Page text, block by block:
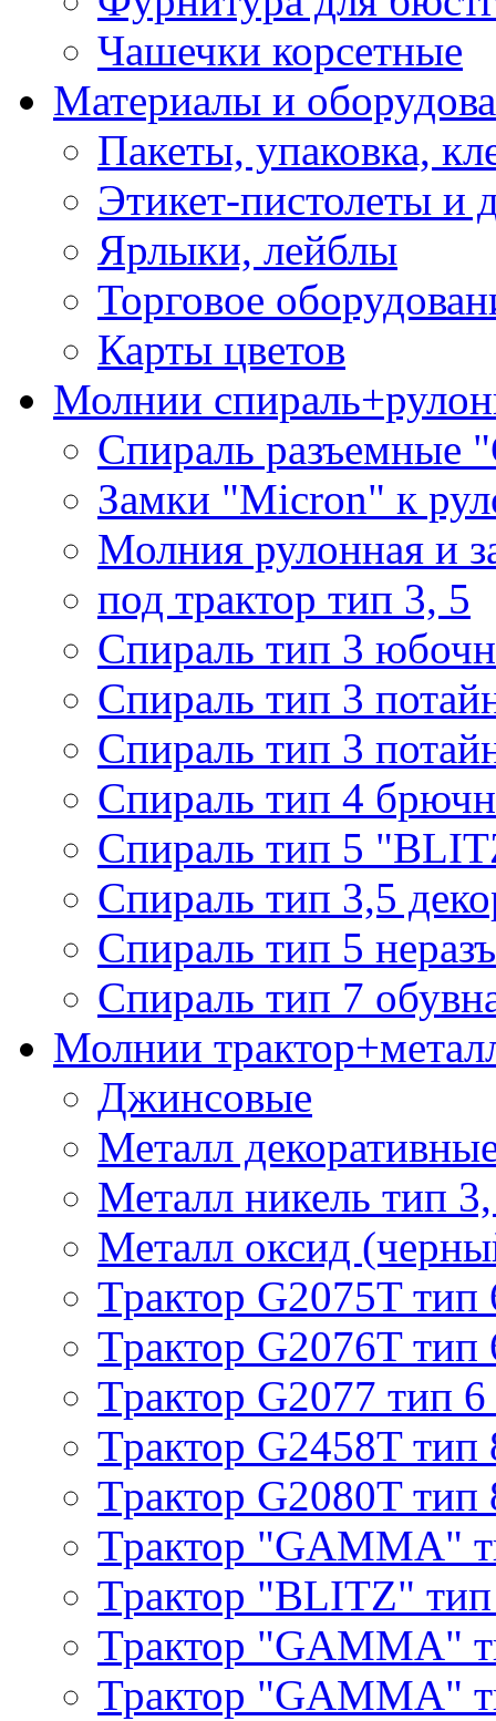
Чашечки корсетные
Материалы и
Пакеты, упаковка,
Этикет-пистолеты и
Ярлыки, лейблы
Торговое
Карты цветов
Молнии
Спираль разъемные
Замки "Micron" к
Молния рулонная и
под трактор тип 3, 5
Спираль тип 3
Спираль тип 3
Спираль тип 3
Спираль тип 4
Спираль тип 5
Спираль тип 3,5
Спираль тип 5
Спираль тип 7
Молнии
Джинсовые
Металл
Металл никель тип
Металл оксид
Трактор G2075T тип
Трактор G2076T тип
Трактор G2077 тип 6
Трактор G2458T тип
Трактор G2080T тип
Трактор "GAMMA"
Трактор "BLITZ"
Трактор "GAMMA"
Трактор "GAMMA"